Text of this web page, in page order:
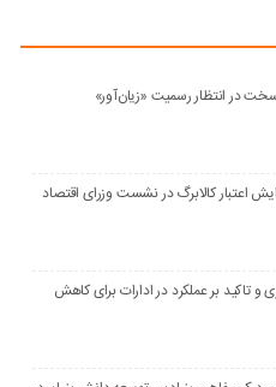
در انتظار رسمیت «زیان‌آور»
اعتبار کالابرگ در نشست وزرای اقتصاد
و تاکید بر عملکرد در ادارات برای کاهش